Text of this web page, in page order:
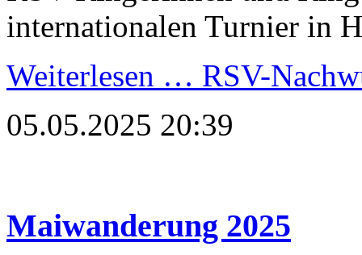
internationalen Turnier in
Weiterlesen … RSV-
05.05.2025 20:39
Maiwanderung 2025